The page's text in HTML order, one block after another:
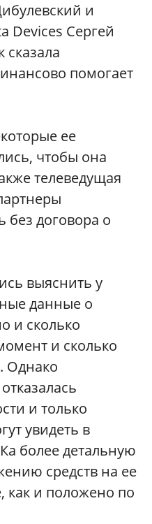
и
Devices Сергей
сказала
помогает
ее
чтобы она
телеведущая
без договора о
выяснить у
данные о
и сколько
и сколько
Однако
и только
увидеть в
более детальную
средств на ее
как и положено по